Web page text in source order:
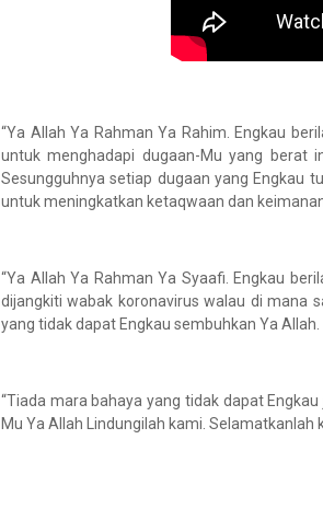
“Ya Allah Ya Rahman Ya Rahim. Engkau
untuk menghadapi dugaan-Mu yang berat
Sesungguhnya setiap dugaan yang Engkau
untuk meningkatkan ketaqwaan dan
“Ya Allah Ya Rahman Ya Syaafi. Engkau
dijangkiti wabak koronavirus walau di mana
yang tidak dapat Engkau sembuhkan Ya Allah.
“Tiada mara bahaya yang tidak dapat
Mu Ya Allah Lindungilah kami. Selamatkanlah